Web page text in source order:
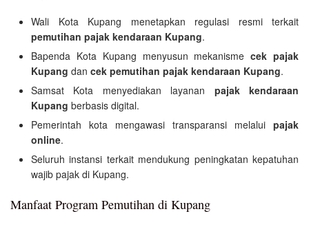
Wali Kota Kupang menetapkan regulasi resmi terkait
pemutihan pajak kendaraan Kupang.
Bapenda Kota Kupang menyusun mekanismecek pajak
Kupang dan cek pemutihan pajak kendaraan Kupang.
Samsat Kota menyediakan layanan pajak kendaraan
Kupang berbasis digital.
Pemerintah kota mengawasi transparansi melalui pajak
online.
Seluruh instansi terkait mendukung peningkatan kepatuhan
wajib pajak di Kupang.
Manfaat Program Pemutihan di Kupang